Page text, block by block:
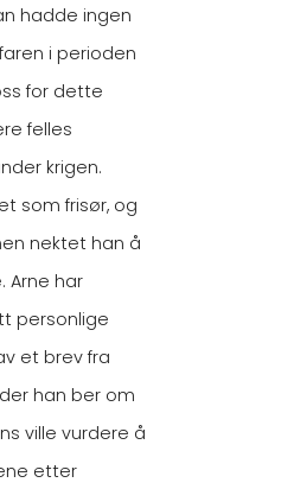
hadde ingen
i perioden
for dette
felles
krigen.
som frisør, og
nektet han å
Arne har
personlige
et brev fra
han ber om
ville vurdere å
etter